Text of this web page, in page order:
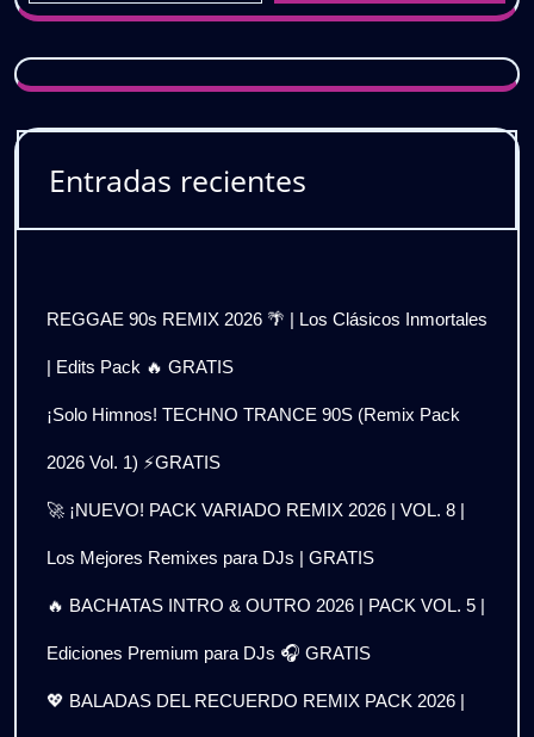
Entradas recientes
REGGAE 90s REMIX 2026 🌴 | Los Clásicos Inmortales
| Edits Pack 🔥 GRATIS
¡Solo Himnos! TECHNO TRANCE 90S (Remix Pack
2026 Vol. 1) ⚡GRATIS
🚀 ¡NUEVO! PACK VARIADO REMIX 2026 | VOL. 8 |
Los Mejores Remixes para DJs | GRATIS
🔥 BACHATAS INTRO & OUTRO 2026 | PACK VOL. 5 |
Ediciones Premium para DJs 🎧 GRATIS
💖 BALADAS DEL RECUERDO REMIX PACK 2026 |